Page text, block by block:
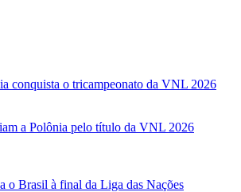
conquista o tricampeonato da VNL 2026
a Polônia pelo título da VNL 2026
o Brasil à final da Liga das Nações